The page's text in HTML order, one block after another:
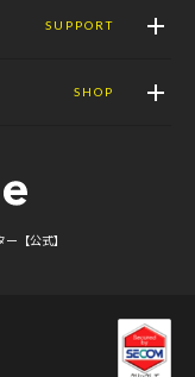
SUPPORT
SHOP
【公式】